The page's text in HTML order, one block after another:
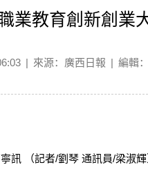
業教育創新創業
| 來源： 廣西日報 | 編輯
（記者/劉琴 通訊員/梁淑輝